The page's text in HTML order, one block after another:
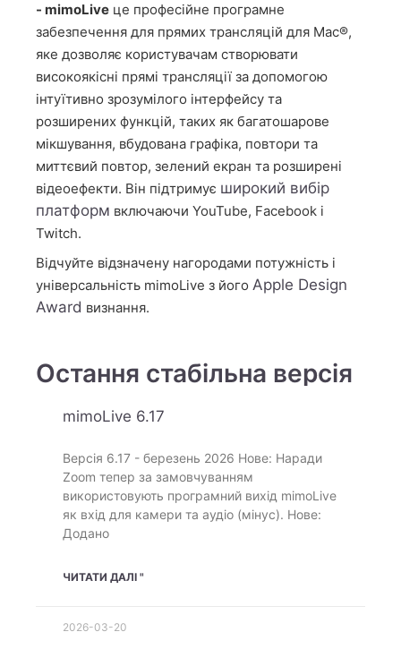
- mimoLive це професійне програмне
забезпечення для прямих трансляцій для Mac®,
яке дозволяє користувачам створювати
високоякісні прямі трансляції за допомогою
інтуїтивно зрозумілого інтерфейсу та
розширених функцій, таких як багатошарове
мікшування, вбудована графіка, повтори та
миттєвий повтор, зелений екран та розширені
відеоефекти. Він підтримує широкий вибір
платформ включаючи YouTube, Facebook і
Twitch.
Відчуйте відзначену нагородами потужність і
універсальність mimoLive з його Apple Design
Award визнання.
Остання стабільна версія
mimoLive 6.17
Версія 6.17 - березень 2026 Нове: Наради
Zoom тепер за замовчуванням
використовують програмний вихід mimoLive
як вхід для камери та аудіо (мінус). Нове:
Додано
ЧИТАТИ ДАЛІ "
2026-03-20